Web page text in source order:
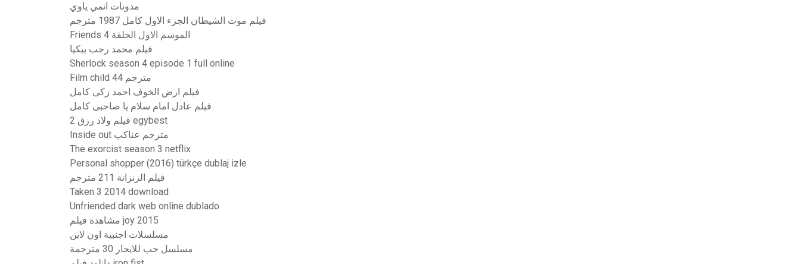
مدونات انمي ياوي
فيلم موت الشيطان الجزء الاول كامل 1987 مترجم
Friends الموسم الاول الحلقة 4
فيلم محمد رجب بيكيا
Sherlock season 4 episode 1 full online
Film child 44 مترجم
فيلم ارض الخوف احمد زكى كامل
فيلم عادل امام سلام يا صاحبى كامل
فيلم ولاد رزق 2 egybest
Inside out مترجم عناكب
The exorcist season 3 netflix
Personal shopper (2016) türkçe dublaj izle
فيلم الزنزانة 211 مترجم
Taken 3 2014 download
Unfriended dark web online dublado
مشاهدة فيلم joy 2015
مسلسلات اجنبية اون لاين
مسلسل حب للايجار 30 مترجمة